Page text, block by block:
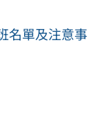
名單及注意事